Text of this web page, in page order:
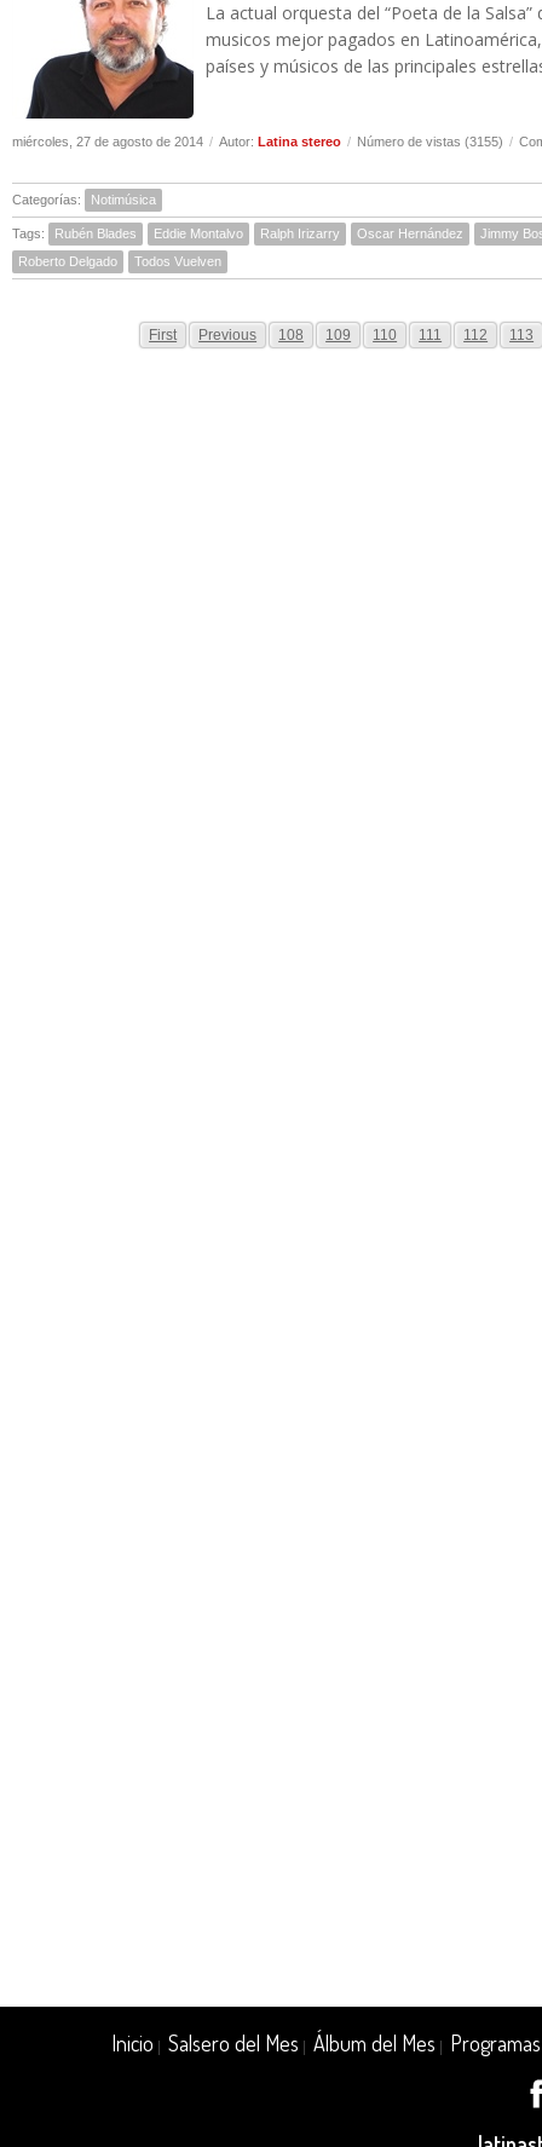
La actual orquesta del “Poeta de la
musicos mejor pagados en
países y músicos de las principales
miércoles, 27 de agosto de 2014 / Autor: Latina stereo / Número de vistas (3155) /
Categorías: Notimúsica
Tags: Rubén Blades Eddie Montalvo Ralph Irizarry Oscar Hernández
Jimmy
Roberto Delgado
Todos Vuelven
First Previous 108 109 110 111 112 113
Inicio |Salsero del Mes |Álbum del Mes Programas